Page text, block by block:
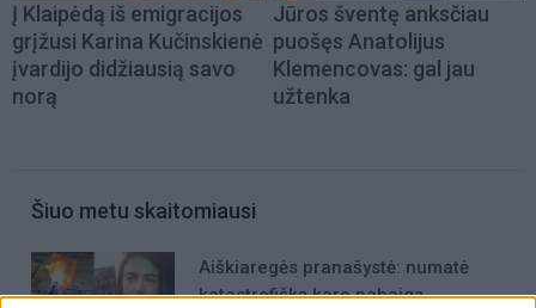
Į Klaipėdą iš emigracijos
grįžusi Karina Kučinskienė
įvardijo didžiausią savo
norą
Jūros šventę anksčiau
puošęs Anatolijus
Klemencovas: gal jau
užtenka
Šiuo metu skaitomiausi
Aiškiaregės pranašystė: numatė
katastrofišką karo pabaigą